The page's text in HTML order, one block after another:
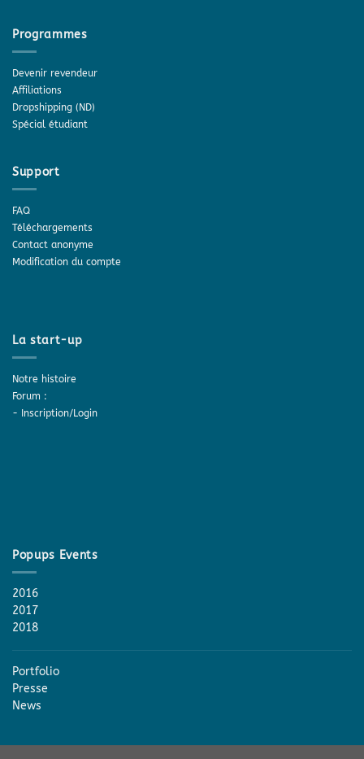
Programmes
Devenir revendeur
Affiliations
Dropshipping (ND)
Spécial étudiant
Support
FAQ
Téléchargements
Contact anonyme
Modification du compte
La start-up
Notre histoire
Forum :
-
Inscription/Login
Popups Events
2016
2017
2018
Portfolio
Presse
News